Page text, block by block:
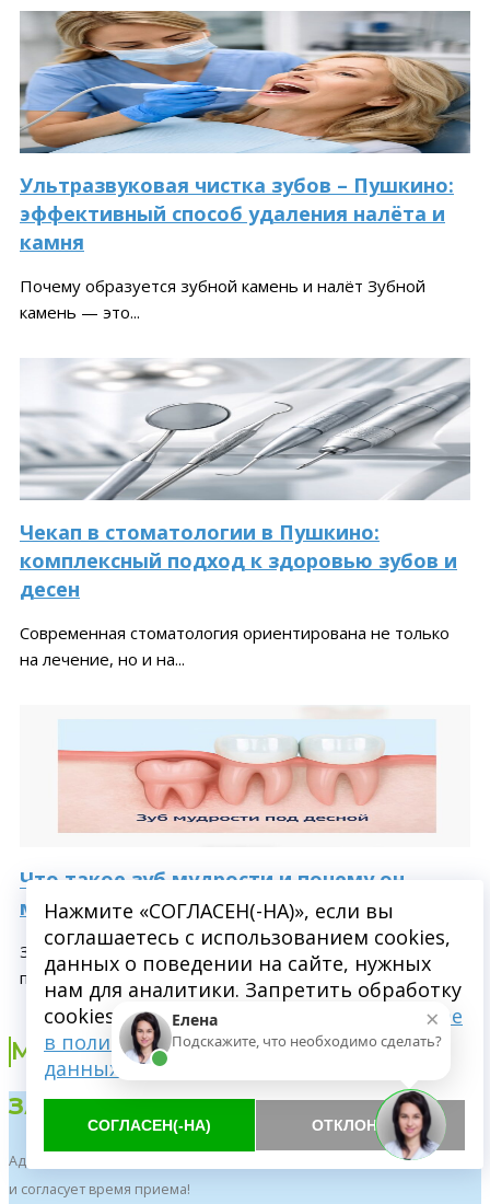
Ультразвуковая чистка зубов – Пушкино:
эффективный способ удаления налёта и
камня
Почему образуется зубной камень и налёт Зубной
камень — это...
Чекап в стоматологии в Пушкино:
комплексный подход к здоровью зубов и
десен
Современная стоматология ориентирована не только
на лечение, но и на...
Что такое зуб мудрости и почему он
может быть под десной – Пушкино
Зубы мудрости — это третьи моляры, которые обычно
прорезываются последними,...
Мы в социальных сетях
ЗАПИСЬ К ВРАЧУ (РЕГИСТРАТУРА)
Администратор перезвонит в течение 3 минут
и согласует время приема!
Нажмите «СОГЛАСЕН(-НА)», если вы
соглашаетесь с использованием cookies,
данных о поведении на сайте, нужных
нам для аналитики. Запретить обработку
cookies можете через браузер.
Подробнее
в политике обработки персональных
данных
СОГЛАСЕН(-НА) ОТКЛОНИТЬ
×
Елена
Подскажите, что необходимо сделать?